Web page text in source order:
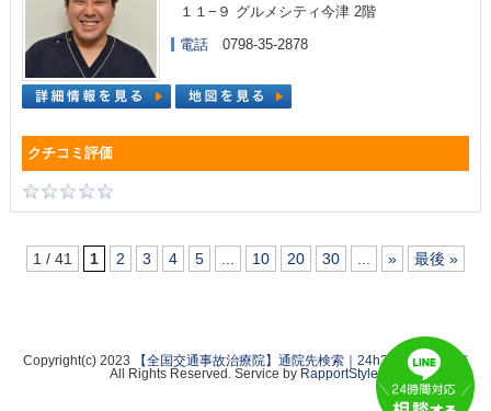
１１−９ グルメシティ今津 2階
電話0798-35-2878
1 / 41 1 2 3 4 5 ... 10 20 30 ... » 最後 »
Copyright(c) 2023
【全国交通事故治療院】通院先検索｜24h365日無料相談
All Rights Reserved. Service by RapportStyle.